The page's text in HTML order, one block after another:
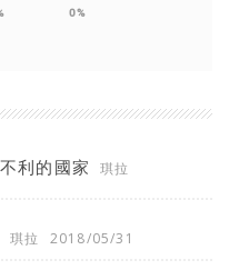
0%
利的國家
琪拉
琪拉 2018/05/31